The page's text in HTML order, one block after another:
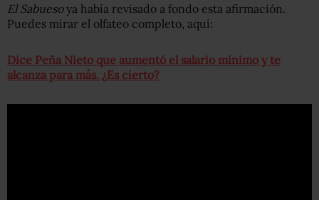
El Sabuesoya había revisado a fondo esta afirmación.
Puedes mirar el olfateo completo, aquí:
Dice Peña Nieto que aumentó el salario mínimo y te
alcanza para más. ¿Es cierto?